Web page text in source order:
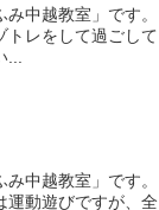
中越教室」です。
トレをして過ごして
中越教室」です。
運動遊びですが、全